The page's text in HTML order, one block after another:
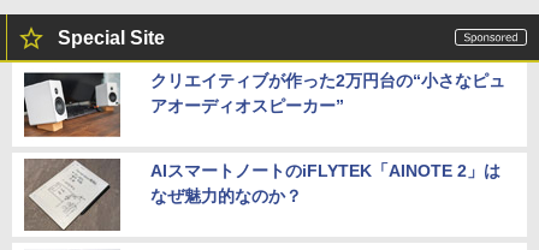
Special Site
クリエイティブが作った2万円台の“小さなピュ
アオーディオスピーカー”
AIスマートノートのiFLYTEK「AINOTE 2」は
なぜ魅力的なのか？